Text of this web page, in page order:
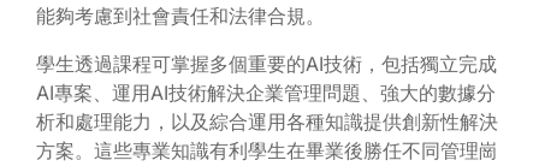
能夠考慮到社會責任和法律合規。
學生透過課程可掌握多個重要的AI技術，包括獨立完成
AI專案、運用AI技術解決企業管理問題、強大的數據分
析和處理能力，以及綜合運用各種知識提供創新性解決
方案。這些專業知識有利學生在畢業後勝任不同管理崗